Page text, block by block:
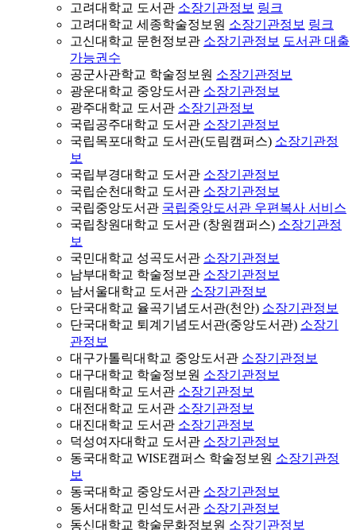
고려대학교 도서관 소장기관정보 링크
고려대학교 세종학술정보원 소장기관정보 링크
고신대학교 문헌정보관 소장기관정보 도서관 대출
가능권수
공군사관학교 학술정보원 소장기관정보
광운대학교 중앙도서관 소장기관정보
광주대학교 도서관 소장기관정보
국립공주대학교 도서관 소장기관정보
국립목포대학교 도서관(도림캠퍼스) 소장기관정
보
국립부경대학교 도서관 소장기관정보
국립순천대학교 도서관 소장기관정보
국립중앙도서관 국립중앙도서관 우편복사 서비스
국립창원대학교 도서관 (창원캠퍼스) 소장기관정
보
국민대학교 성곡도서관 소장기관정보
남부대학교 학술정보관 소장기관정보
남서울대학교 도서관 소장기관정보
단국대학교 율곡기념도서관(천안) 소장기관정보
단국대학교 퇴계기념도서관(중앙도서관) 소장기
관정보
대구가톨릭대학교 중앙도서관 소장기관정보
대구대학교 학술정보원 소장기관정보
대림대학교 도서관 소장기관정보
대전대학교 도서관 소장기관정보
대진대학교 도서관 소장기관정보
덕성여자대학교 도서관 소장기관정보
동국대학교 WISE캠퍼스 학술정보원 소장기관정
보
동국대학교 중앙도서관 소장기관정보
동서대학교 민석도서관 소장기관정보
동신대학교 학술문화정보원 소장기관정보